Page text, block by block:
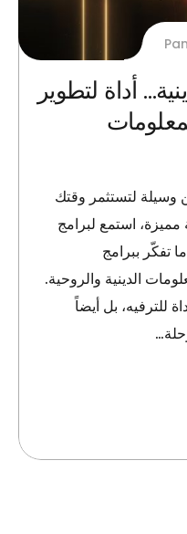
أداة لتطوير
وسيلة لتستثمر وقتك
مميزة، استمع لبرامج
تفكّر ببرامج
الدينية والروحية.
للترفيه، بل أيضاً